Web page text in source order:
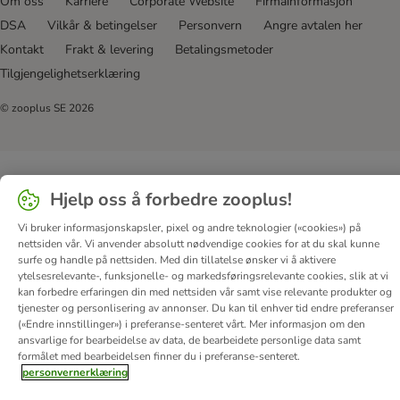
DSA
Vilkår & betingelser Personvern
Angre avtalen her
Kontakt
Frakt & levering
Betalingsmetoder
Tilgjengelighetserklæring
© zooplus SE 2026
Hjelp oss å forbedre zooplus!
Vi bruker informasjonskapsler, pixel og andre teknologier («cookies») på
nettsiden vår. Vi anvender absolutt nødvendige cookies for at du skal kunne
surfe og handle på nettsiden. Med din tillatelse ønsker vi å aktivere
ytelsesrelevante-, funksjonelle- og markedsføringsrelevante cookies, slik at vi
kan forbedre erfaringen din med nettsiden vår samt vise relevante produkter og
tjenester og personlisering av annonser. Du kan til enhver tid endre preferanser
(«Endre innstillinger») i preferanse-senteret vårt. Mer informasjon om den
ansvarlige for bearbeidelse av data, de bearbeidete personlige data samt
formålet med bearbeidelsen finner du i preferanse-senteret.
personvernerklæring